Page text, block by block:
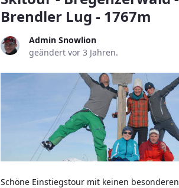
Brendler Lug - 1767m
Admin Snowlion
geändert vor 3 Jahren.
Schöne Einstiegstour mit keinen besonderen